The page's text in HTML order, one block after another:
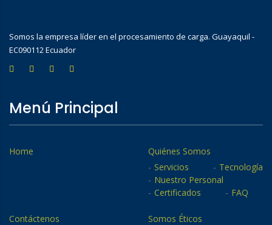
Somos la empresa líder en el procesamiento de carga. Guayaquil -
EC090112 Ecuador
Menú Principal
Home
Quiénes Somos
Servicios
Tecnología
Nuestro Personal
Certificados
FAQ
Contáctenos
Somos Éticos